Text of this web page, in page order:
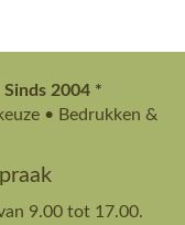
2004 *
• Bedrukken &
9.00 tot 17.00.